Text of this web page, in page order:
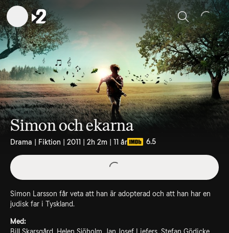
Sök
Simon och ekarna
Drama | Fiktion | 2011 | 2h 2m | 11 år 6.5
Simon Larsson får veta att han är adopterad och att han har en
judisk far i Tyskland.
Med: